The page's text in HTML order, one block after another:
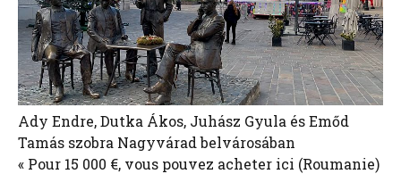
Ady Endre, Dutka Ákos, Juhász Gyula és Emőd
Tamás szobra Nagyvárad belvárosában
« Pour 15 000 €, vous pouvez acheter ici (Roumanie)